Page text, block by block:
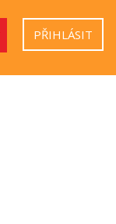
PŘIHLÁSIT